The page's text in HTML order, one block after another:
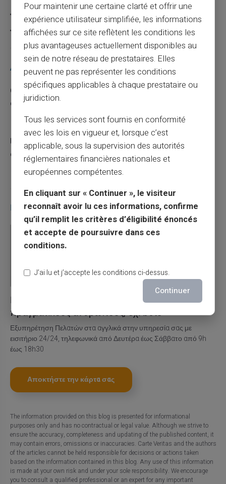
Carte prépayée
Escroquerie
Articles récents
Quelle est la différence entre un RIB et un IBAN
en France ?
10/08/2026 Carte prépayée
Une carte bancaire gratuite sans compte, ça
existe ?
03/08/2026 Carte prépayée
Επικοινωνία
Εξυπηρέτηση & Υποστήριξη από
πραγματικούς ανθρώπους, όχι bots
Εξυπηρέτηση Πελατών στα αγγλικά στην υπηρεσία σας με
εισιτήριο 24/24, τηλεφωνικά από Δευτέρα έως Σάββατο από 9h
έως 18h30
Αποκτήστε την κάρτα σας
The information provided on this blog is presented for informational
purposes only and has no contractual or legal value. Although we strive to
ensure the accuracy, completeness and updating of the published content, it
may contain errors, omissions or inaccuracies. Carte Veritas and the authors
of the articles cannot be held responsible for decisions or actions taken
based on the information contained in this blog. Any use of this information
is made at your own risk and under your sole responsibility. We encourage
you to consult a qualified professional or an expert for any important
Pour maintenir une certaine clarté et offrir une
expérience utilisateur simplifiée, les informations
affichées sur ce site reflètent les conditions les
plus avantageuses actuellement disponibles au
sein de notre réseau de prestataires. Elles
peuvent ne pas représenter les conditions
spécifiques applicables à chaque prestataire ou
juridiction.
Tous les services sont fournis en conformité
avec les lois en vigueur et, lorsque c’est
applicable, sous la supervision des autorités
réglementaires financières nationales et
européennes compétentes.
En cliquant sur « Continuer », le visiteur
reconnaît avoir lu ces informations, confirme
qu’il remplit les critères d’éligibilité énoncés
et accepte de poursuivre dans ces
conditions.
J’ai lu et j’accepte les conditions ci-dessus.
Continuer